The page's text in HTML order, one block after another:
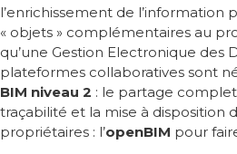
l’enrichissement de l’information
« objets » complémentaires au
qu’une Gestion Electronique des
plateformes collaboratives sont
BIM niveau 2 : le partage
traçabilité et la mise à disposition
propriétaires : l’openBIM pour